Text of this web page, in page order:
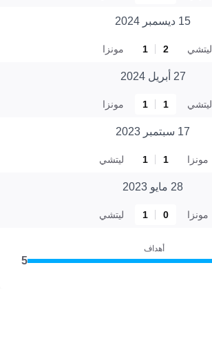
15 ديسمبر 2024
ليتشي 2
1 مونزا
27 أبريل 2024
ليتشي 1
1 مونزا
17 سبتمبر 2023
مونزا 1
1 ليتشي
28 مايو 2023
مونزا 0
1 ليتشي
أهداف
5